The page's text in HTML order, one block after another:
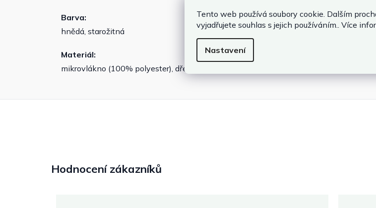
Tento web používá soubory cookie. Dalším
vyjadřujete souhlas s jejich používáním.. Více
Nastavení
Barva:
hnědá, starožitná
Materiál:
mikrovlákno (100% polyester), dřevěný rám
Hodnocení zákazníků